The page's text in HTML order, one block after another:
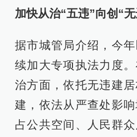
加快从治“五违”向创“
据市城管局介绍，今
续加大专项执法力度
治方面，依托无违建
建，依法从严查处影
占公共空间、人民群